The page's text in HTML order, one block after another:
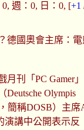
週：0, 日：0, [+1
德國奧會主席：
月刊「PC Gamer
Deutsche Olympis
，簡稱DOSB）主席
演講中公開表示反